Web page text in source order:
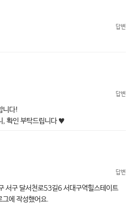
답변
답변
니다!
, 확인 부탁드립니다 ♥
답변
구 달서천로53길6 서대구역힐스테이트
에 작성했어요.